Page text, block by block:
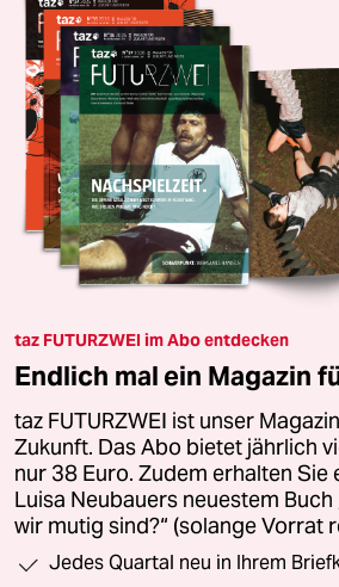
taz FUTURZWEI im Abo entdecken
Endlich mal ein Magazin
taz FUTURZWEI ist unser
Zukunft. Das Abo bietet jährlich
nur 38 Euro. Zudem erhalten Sie
Luisa Neubauers neuestem Buch
wir mutig sind?“ (solange Vorrat
Jedes Quartal neu in Ihrem